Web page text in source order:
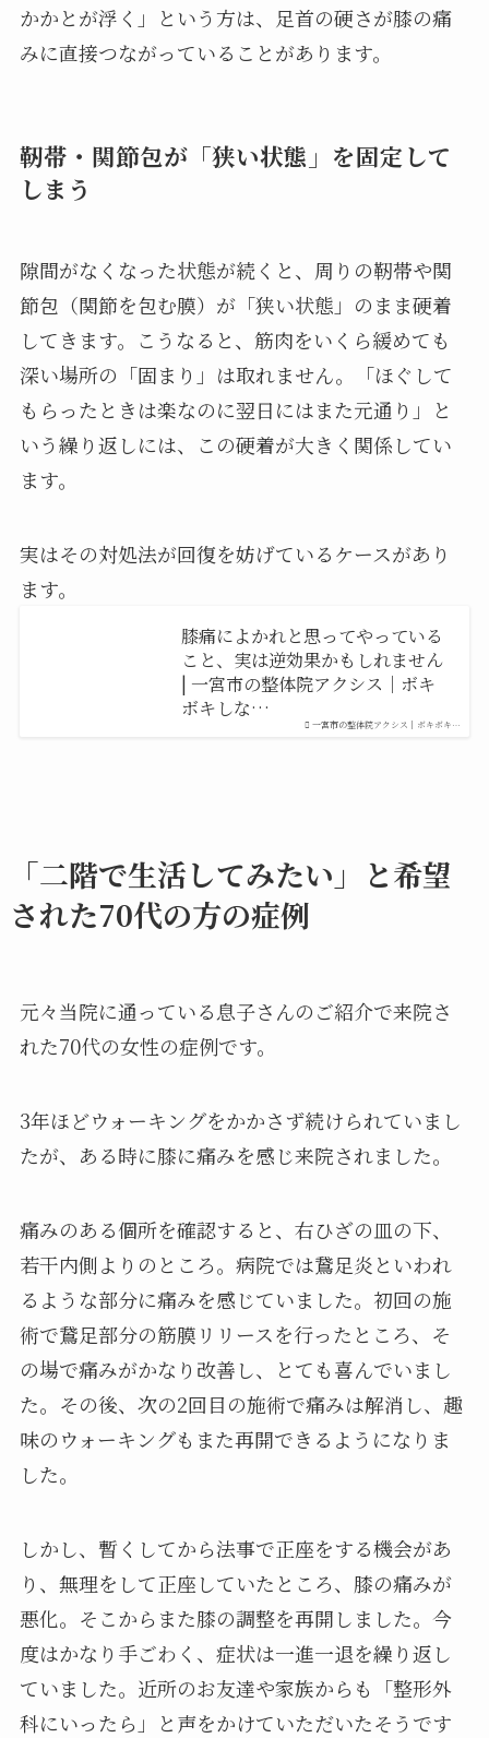
かかとが浮く」という方は、足首の硬さが膝の痛
みに直接つながっていることがあります。
靭帯・関節包が「狭い状態」を固定して
しまう
隙間がなくなった状態が続くと、周りの靭帯や関
節包（関節を包む膜）が「狭い状態」のまま硬着
してきます。こうなると、筋肉をいくら緩めても
深い場所の「固まり」は取れません。「ほぐして
もらったときは楽なのに翌日にはまた元通り」と
いう繰り返しには、この硬着が大きく関係してい
ます。
実はその対処法が回復を妨げているケースがあり
ます。
一宮市の整体院アクシス｜ボキボキ…
膝痛によかれと思ってやっている
こと、実は逆効果かもしれません
| 一宮市の整体院アクシス｜ボキ
ボキしな…
「二階で生活してみたい」と希望
された70代の方の症例
元々当院に通っている息子さんのご紹介で来院さ
れた70代の女性の症例です。
3年ほどウォーキングをかかさず続けられていまし
たが、ある時に膝に痛みを感じ来院されました。
痛みのある個所を確認すると、右ひざの皿の下、
若干内側よりのところ。病院では鵞足炎といわれ
るような部分に痛みを感じていました。初回の施
術で鵞足部分の筋膜リリースを行ったところ、そ
の場で痛みがかなり改善し、とても喜んでいまし
た。その後、次の2回目の施術で痛みは解消し、趣
味のウォーキングもまた再開できるようになりま
した。
しかし、暫くしてから法事で正座をする機会があ
り、無理をして正座していたところ、膝の痛みが
悪化。そこからまた膝の調整を再開しました。今
度はかなり手ごわく、症状は一進一退を繰り返し
ていました。近所のお友達や家族からも「整形外
科にいったら」と声をかけていただいたそうです